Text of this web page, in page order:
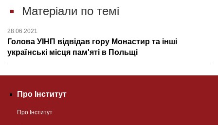
Матеріали по темі
28.06.2021
Голова УІНП відвідав гору Монастир та інші
українські місця пам'яті в Польщі
Про Інститут
Про Інститут